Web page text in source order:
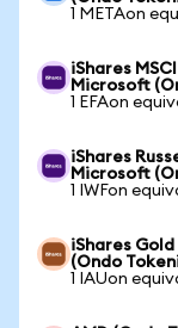
1 METAon
iShares
Microsoft
1 EFAon
iShares
Microsoft
1 IWFon
iShares
(Ondo
1 IAUon